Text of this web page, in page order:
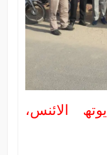
الائنس،